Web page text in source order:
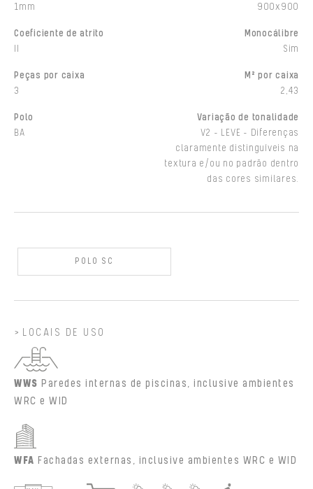
1mm
900x900
Coeficiente de atrito
Monocálibre
Sim
Peças por caixa
3
M² por caixa
2,43
Polo
BA
Variação de tonalidade
V2 - LEVE - Diferenças
claramente distinguíveis na
textura e/ou no padrão dentro
das cores similares.
POLO SC
LOCAIS DE USO
WWS Paredes internas de piscinas, inclusive ambientes
WRC e WID
WFA Fachadas externas, inclusive ambientes WRC e WID